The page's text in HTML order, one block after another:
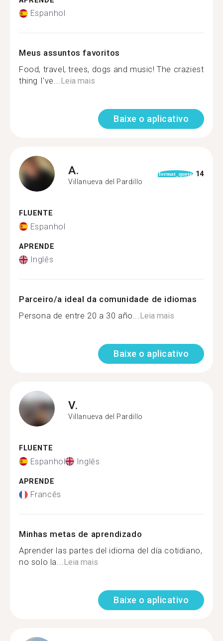
Espanhol
Meus assuntos favoritos
Food, travel, trees, dogs and music! The craziest
thing I've...Leia mais
Baixe o aplicativo
A.
Villanueva del Pardillo
format_quote 14
FLUENTE
Espanhol
APRENDE
Inglês
Parceiro/a ideal da comunidade de idiomas
Persona de entre 20 a 30 año...Leia mais
Baixe o aplicativo
V.
Villanueva del Pardillo
FLUENTE
Espanhol Inglês
APRENDE
Francês
Minhas metas de aprendizado
Aprender las partes del idioma del día cotidiano,
no solo la...Leia mais
Baixe o aplicativo